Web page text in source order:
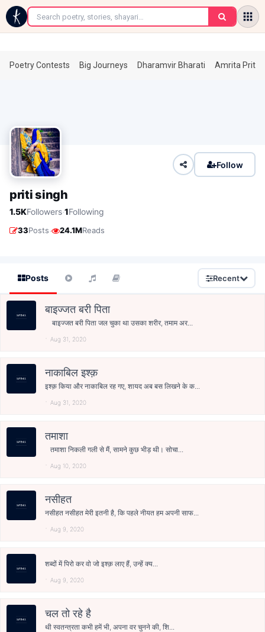
←
Poetry Contests Big Journeys Dharamvir Bharati Amrita
Follow
priti singh
1.5KFollowers·1Following
33Posts· 24.1MReads
Posts Recent
बाइज्जत बरी पिता
बाइज्जत बरी पिता जल चुका था उसका शरीर, तमाम अर...
Aug 31, 2020
नाकाबिल इश्क़
इश्क़ किया और नाकाबिल रह गए, शायद अब बस लिखने के क...
Aug 31, 2020
तमाशा
तमाशा निकली गली से मैं, सामने कुछ भीड़ थी। सोचा...
Aug 10, 2020
नसीहत
नसीहत नसीहत मेरी इतनी है, कि पहले नीयत हम अपनी साफ...
Aug 9, 2020
शब्दों में पिरो कर वो जो इश्क़ लाए हैं, उन्हें क्य...
Aug 9, 2020
चल तो रहे है
थी स्वतन्त्रता कभी हमें भी, अपना वर चुनने की, शि...